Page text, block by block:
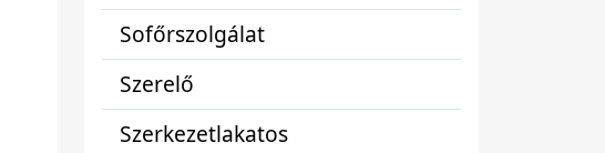
Sofőrszolgálat
Szerelő
Szerkezetlakatos